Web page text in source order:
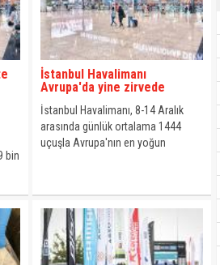
bin
İstanbul Havalimanı
Avrupa'da yine zirvede
İstanbul Havalimanı, 8-14 Aralık
arasında günlük ortalama 1444
uçuşla Avrupa'nın en yoğun